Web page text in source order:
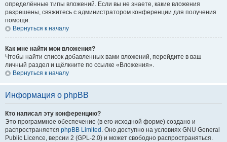
определённые типы вложений. Если вы не знаете, какие вложения
разрешены, свяжитесь с администратором конференции для получения
помощи.
Вернуться к началу
Как мне найти мои вложения?
Чтобы найти список добавленных вами вложений, перейдите в ваш
личный раздел и щёлкните по ссылке «Вложения».
Вернуться к началу
Информация о phpBB
Кто написал эту конференцию?
Это программное обеспечение (в его исходной форме) создано и
распространяется phpBB Limited . Оно доступно на условиях GNU General
Public Licence, версии 2 (GPL-2.0) и может свободно распространяться.